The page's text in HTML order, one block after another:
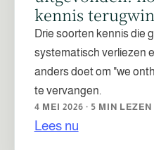
kennis
Drie soorten kennis die
systematisch verliezen
anders doet om "we
te vervangen.
4 MEI 2026 · 5 MIN LEZEN
Lees nu